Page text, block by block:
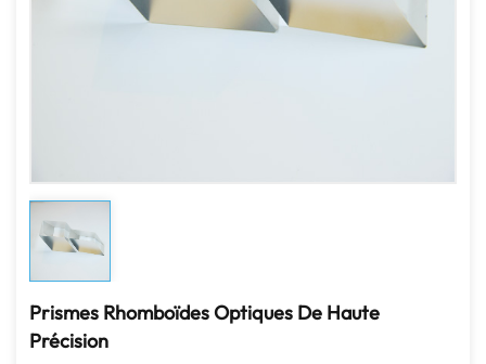
Prismes Rhomboïdes Optiques De Haute
Précision